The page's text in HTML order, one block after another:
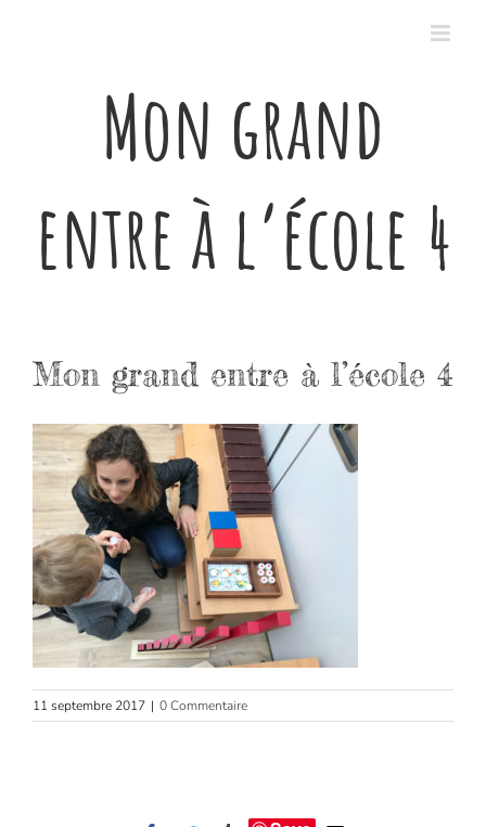
Mon grand
entre à l’école 4
Mon grand entre à l’école 4
11 septembre 2017 | 0 Commentaire